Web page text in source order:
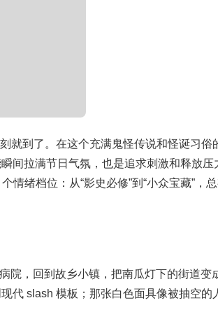
就到了。在这个充满鬼怪传说和怪诞习俗
间拉满节日气氛，也是追求刺激和释放压
绪档位：从“影史必修”到“小众宝藏”，
院，回到故乡小镇，把南瓜灯下的街道变
代 slash 模板；那张白色面具像被抽空的